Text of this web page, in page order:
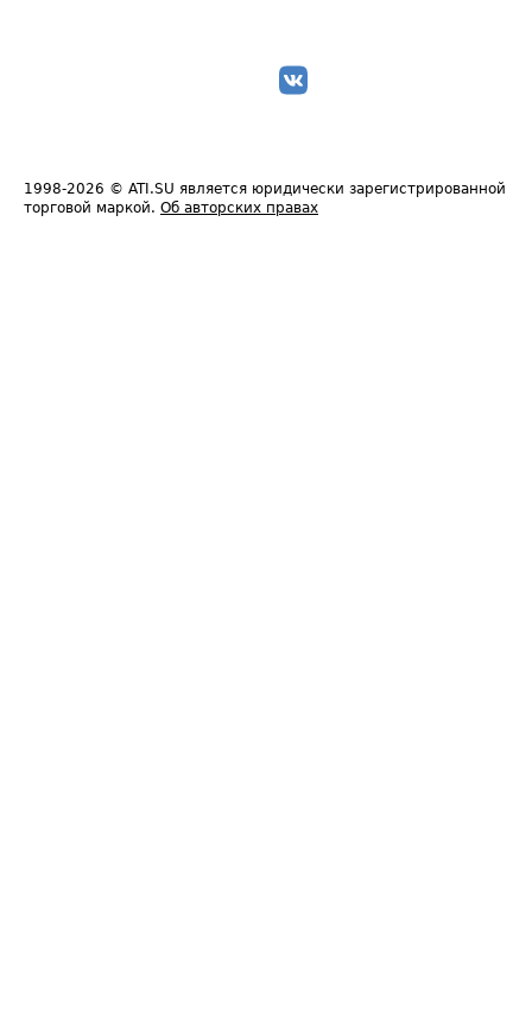
1998-2026 © ATI.SU является юридически зарегистрированной
торговой маркой. Об авторских правах